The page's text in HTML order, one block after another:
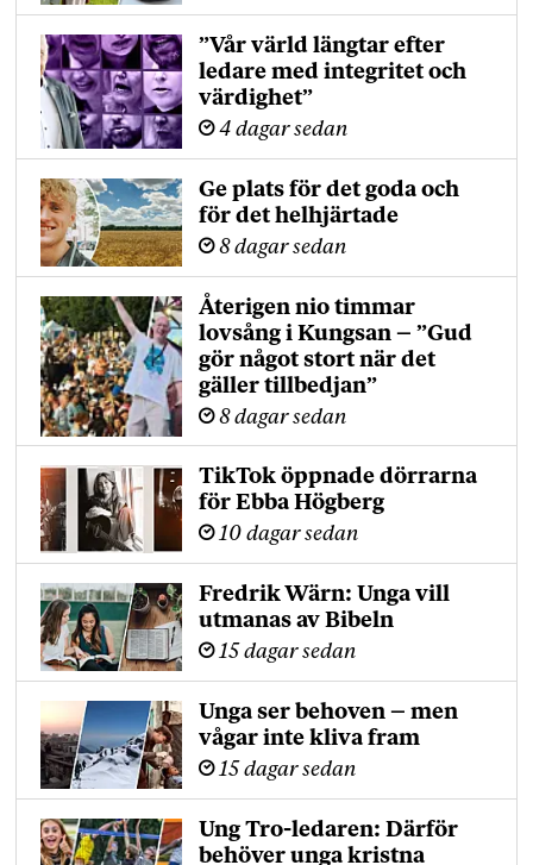
”Vår värld längtar efter
ledare med integritet och
värdighet”
4 dagar sedan
Ge plats för det goda och
för det helhjärtade
8 dagar sedan
Återigen nio timmar
lovsång i Kungsan – ”Gud
gör något stort när det
gäller tillbedjan”
8 dagar sedan
TikTok öppnade dörrarna
för Ebba Högberg
10 dagar sedan
Fredrik Wärn: Unga vill
utmanas av Bibeln
15 dagar sedan
Unga ser behoven – men
vågar inte kliva fram
15 dagar sedan
Ung Tro-ledaren: Därför
behöver unga kristna